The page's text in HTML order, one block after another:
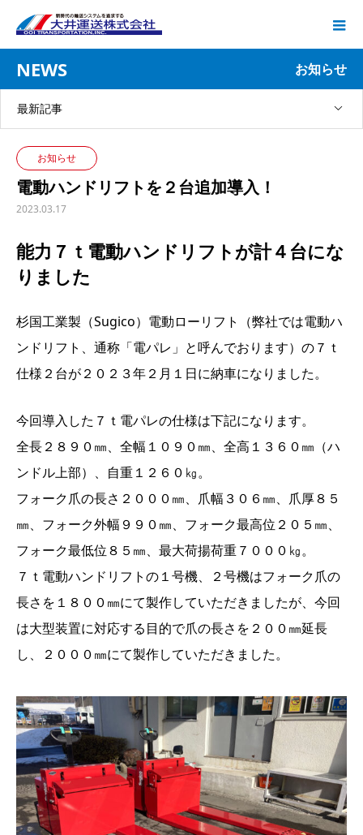
NEWS お知らせ
最新記事
お知らせ
電動ハンドリフトを２台追加導入！
2023.03.17
能力７ｔ電動ハンドリフトが計４台にな
りました
杉国工業製（Sugico）電動ローリフト（弊社では電動ハ
ンドリフト、通称「電パレ」と呼んでおります）の７ｔ
仕様２台が２０２３年２月１日に納車になりました。
今回導入した７ｔ電パレの仕様は下記になります。
全長２８９０㎜、全幅１０９０㎜、全高１３６０㎜（ハ
ンドル上部）、自重１２６０㎏。
フォーク爪の長さ２０００㎜、爪幅３０６㎜、爪厚８５
㎜、フォーク外幅９９０㎜、フォーク最高位２０５㎜、
フォーク最低位８５㎜、最大荷揚荷重７０００㎏。
７ｔ電動ハンドリフトの１号機、２号機はフォーク爪の
長さを１８００㎜にて製作していただきましたが、今回
は大型装置に対応する目的で爪の長さを２００㎜延長
し、２０００㎜にて製作していただきました。